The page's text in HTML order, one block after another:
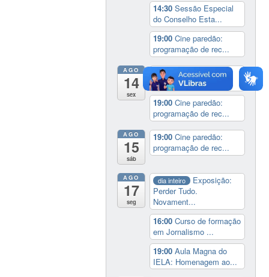
14:30Sessão Especial
do Conselho Esta...
19:00Cine paredão:
programação de rec...
AGO
14
sex
14:00
Lançamento da
cinebiografia de D...
19:00Cine paredão:
programação de rec...
AGO
15
sáb
19:00Cine paredão:
programação de rec...
AGO
17
seg
dia inteiro
Exposição:
Perder Tudo.
Novament...
16:00Curso de formação
em Jornalismo ...
19:00Aula Magna do
IELA: Homenagem ao...